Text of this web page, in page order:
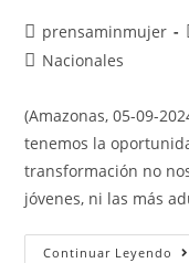
prensaminmujer
Nacionales
(Amazonas, 05-09-
tenemos la
transformación no
jóvenes, ni las más
Continuar Leyendo